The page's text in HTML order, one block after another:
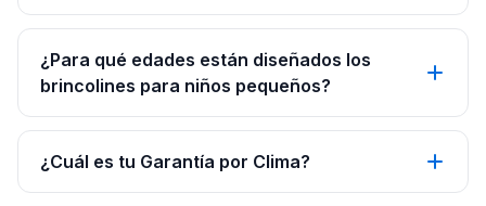
¿Para qué edades están diseñados los
brincolines para niños pequeños?
¿Cuál es tu Garantía por Clima?